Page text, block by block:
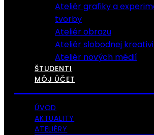
Ateliér grafiky a
tvorby
Ateliér obrazu
Ateliér slobodnej
Ateliér nových médií
ŠTUDENTI
MÔJ ÚČET
ÚVOD
AKTUALITY
ATELIÉRY